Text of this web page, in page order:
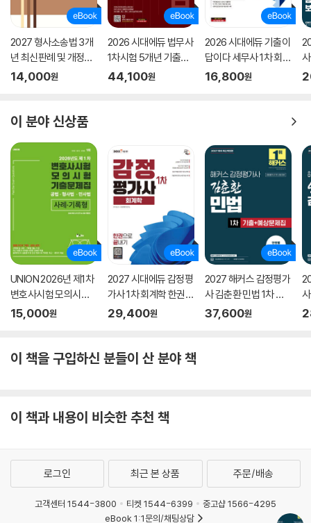
2027 형사소송법 3개
년 최신판례 및 개정법
령(4판)
14,000원
2026 시대에듀 법무사
1차시험 5개년 기출문
제해설
44,100원
2026 시대에듀 기출이
답이다 세무사 1차 회계
학개론 기출문제해설 1
16,800원
이 분야 신상품
UNION 2026년 제1차
변호사시험 모의시험
사례·기록형
15,000원
2027 시대에듀 감정평
가사 1차 회계학 한권으
로 끝내기
29,400원
2027 해커스 감정평가
사 김춘환 민법 1차 기
출+예상문제집
37,600원
이 책을 구입하신 분들이 산 분야 책
이 책과 내용이 비슷한 추천 책
로그인 최근 본 상품 주문/배송
고객센터 1544-3800 티켓 1544-6399
중고샵 1566-4295
eBook 1:1문의/채팅상담